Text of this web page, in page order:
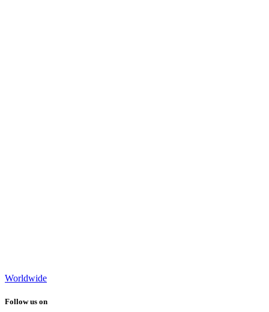
Worldwide
Follow us on